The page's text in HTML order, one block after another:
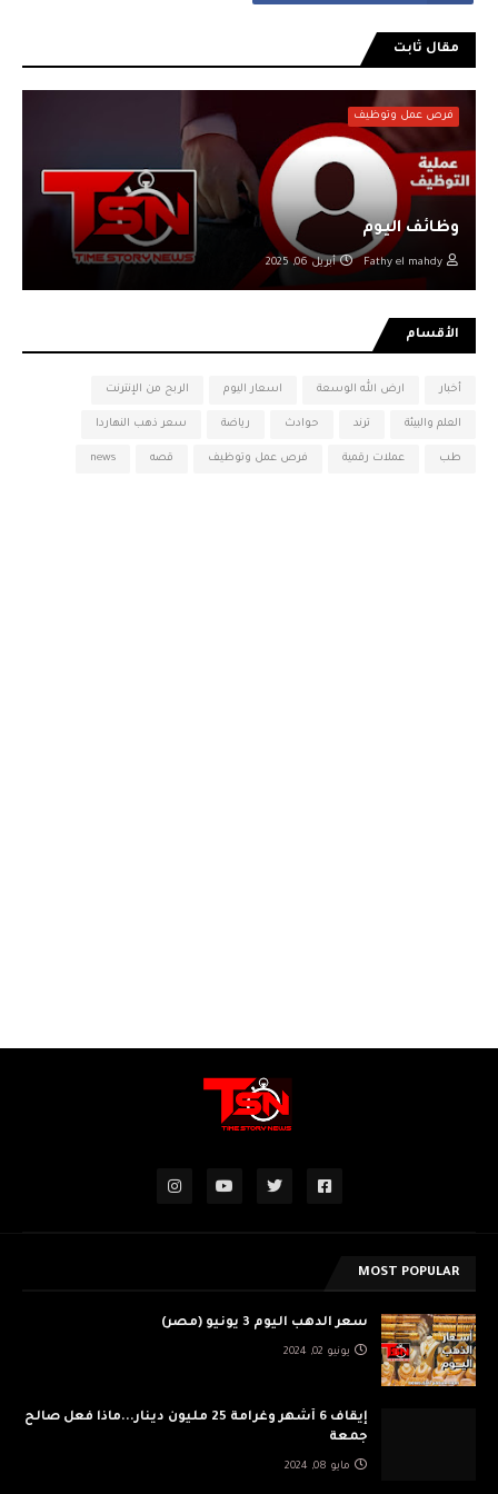
مقال ثابت
فرص عمل وتوظيف
وظائف اليوم
Fathy el mahdy أبريل 06, 2025
الأقسام
أخبار ارض الله الوسعة اسعار اليوم الربح من الإنترنت
العلم والبيئة ترند حوادث رياضة سعر ذهب النهاردا
طب عملات رقمية فرص عمل وتوظيف قصه news
MOST POPULAR
سعر الدهب اليوم 3 يونيو (مصر)
يونيو 02, 2024
إيقاف 6 أشهر وغرامة 25 مليون دينار...ماذا فعل صالح
جمعة
مايو 08, 2024